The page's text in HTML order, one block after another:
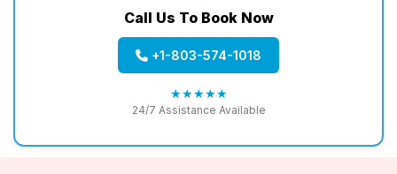
Call Us To Book Now
+1-803-574-1018
★★★★★
24/7 Assistance Available